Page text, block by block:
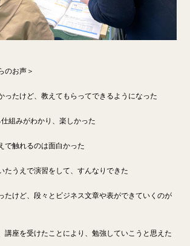
のお声＞
ったけど、教えてもらってできるようになった
組みがわかり、楽しかった
で触れるのは面白かった
たうえで演習をして、すんなりできた
たけど、段々とビジネス文章や表ができていくのが
講座を受けたことにより、勉強していこうと思えた